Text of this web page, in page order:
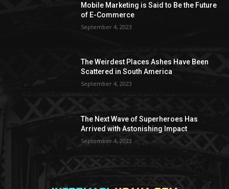
Mobile Marketing is Said to Be the Future
of E-Commerce
September 4, 2023
The Weirdest Places Ashes Have Been
Scattered in South America
September 4, 2023
The Next Wave of Superheroes Has
Arrived with Astonishing Impact
September 4, 2023